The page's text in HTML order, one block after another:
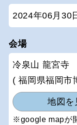
2024年06月30
会場
冷泉山 龍宮寺
( 福岡県福岡市
地図を
※google mapが